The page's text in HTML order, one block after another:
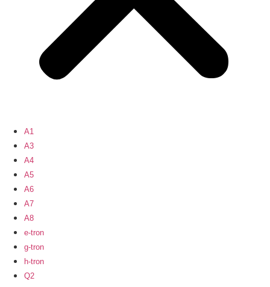
A1
A3
A4
A5
A6
A7
A8
e-tron
g-tron
h-tron
Q2